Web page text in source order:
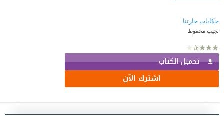
حكايات حارتنا
نجيب محفوظ
تحميل الكتاب
اشترك الآن